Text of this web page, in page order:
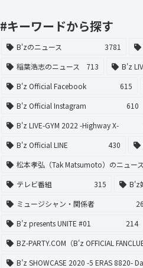
#キーワードから探す
B'zのニュース 3781
稲葉浩志のニュース
713 B'z
B'z Official Facebook
615
B'z Official Instagram
610
B'z LIVE-GYM 2022 -Highway X-
B'z Official LINE
430
松本孝弘（Tak Matsumoto）のニュース
テレビ番組
315 B'z
ミュージシャン・関係者
B’z presents UNITE #01
214
BZ-PARTY.COM（B'z OFFICIAL
B’z SHOWCASE 2020 -5 ERAS 8820-